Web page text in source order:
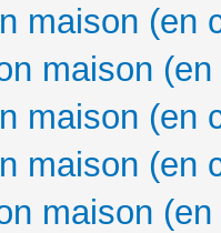
maison (en
maison
maison (en
maison (en
maison